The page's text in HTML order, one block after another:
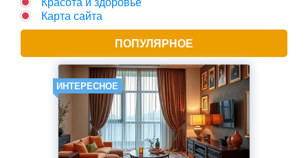
Карта сайта
ПОПУЛЯРНОЕ
ИНТЕРЕСНОЕ